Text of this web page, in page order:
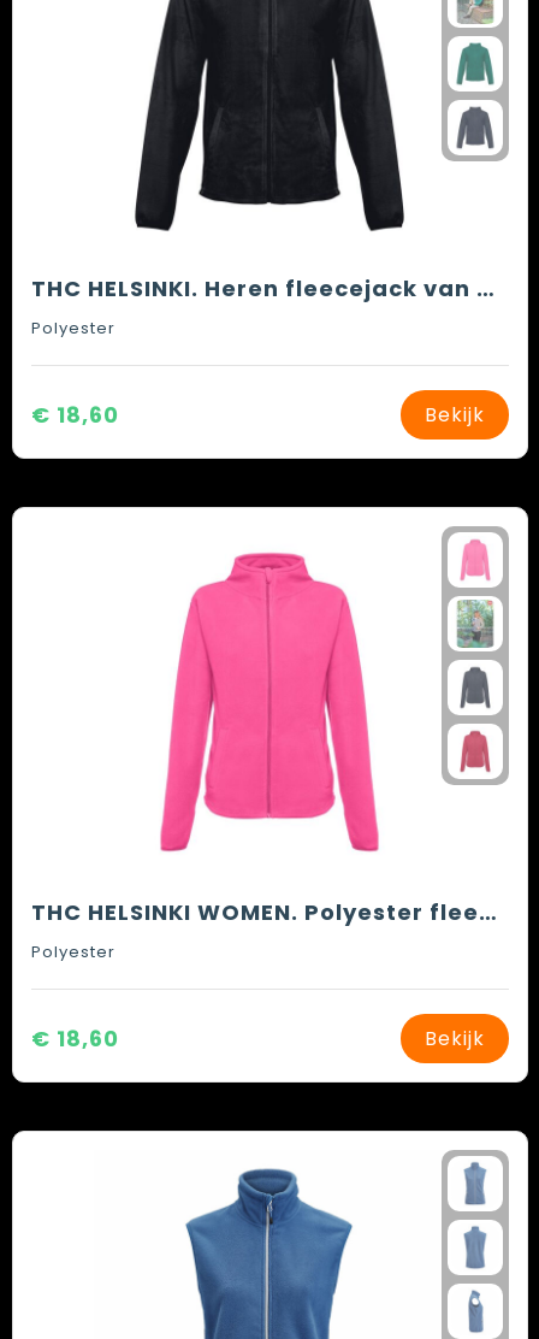
THC HELSINKI. Heren fleecejack van polyester
Polyester
€ 18,60 Bekijk
THC HELSINKI WOMEN. Polyester fleecejack met riem voor vrouwen
Polyester
€ 18,60 Bekijk